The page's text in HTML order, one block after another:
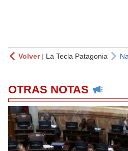
Volver| La Tecla Patagonia
OTRAS NOTAS